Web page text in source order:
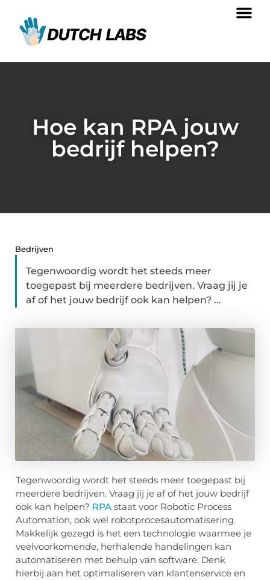
Hoe kan RPA jouw
bedrijf helpen?
Bedrijven
Tegenwoordig wordt het steeds meer
toegepast bij meerdere bedrijven. Vraag jij je
af of het jouw bedrijf ook kan helpen? ...
Tegenwoordig wordt het steeds meer toegepast bij
meerdere bedrijven. Vraag jij je af of het jouw bedrijf
ook kan helpen? RPA staat voor Robotic Process
Automation, ook wel robotprocesautomatisering.
Makkelijk gezegd is het een technologie waarmee je
veelvoorkomende, herhalende handelingen kan
automatiseren met behulp van software. Denk
hierbij aan het optimaliseren van klantenservice en